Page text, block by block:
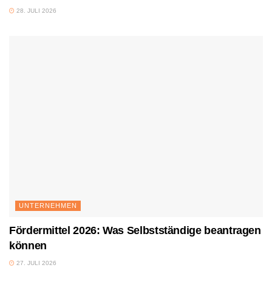
28. JULI 2026
UNTERNEHMEN
Fördermittel 2026: Was Selbstständige beantragen
können
27. JULI 2026